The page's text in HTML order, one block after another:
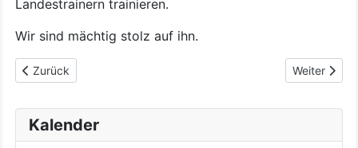
Kalender
Landestrainern trainieren.
Wir sind mächtig stolz auf ihn.
Vorheriger Beitrag: „Volley“ ins neue Jahr
Zurück Nächster
Weiter